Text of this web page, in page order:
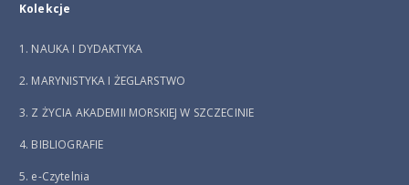
Kolekcje
1. NAUKA I DYDAKTYKA
2. MARYNISTYKA I ŻEGLARSTWO
3. Z ŻYCIA AKADEMII MORSKIEJ W SZCZECINIE
4. BIBLIOGRAFIE
5. e-Czytelnia